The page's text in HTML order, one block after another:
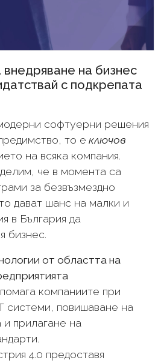
на бизнес
с подкрепата
софтуерни решения
то е ключов
на всяка компания.
че в момента са
за безвъзмездно
дават шанс на малки и
в България да
бизнес.
от областта на
компаниите при
системи, повишаване на
прилагане на
4.0 предоставя